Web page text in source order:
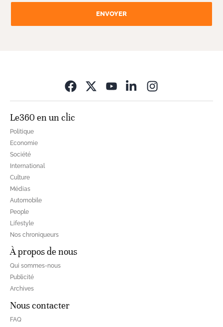
ENVOYER
Le360 en un clic
Politique
Economie
Société
International
Culture
Médias
Automobile
People
Lifestyle
Nos chroniqueurs
À propos de nous
Qui sommes-nous
Publicité
Archives
Nous contacter
FAQ